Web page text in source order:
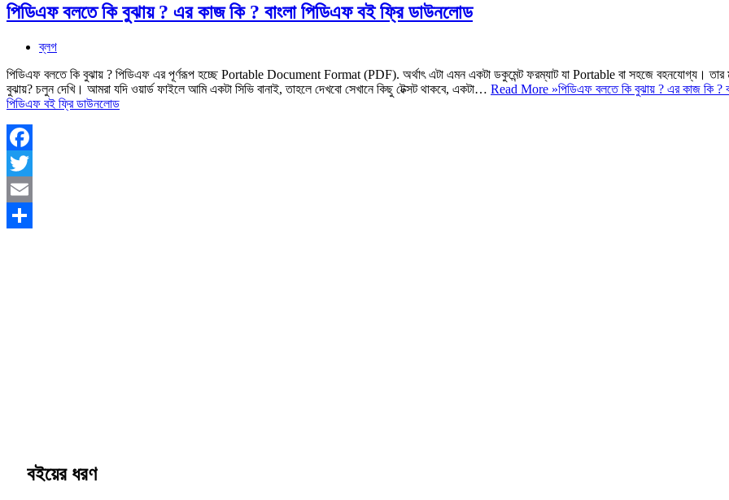
পিডিএফ বলতে কি বুঝায় ? এর কাজ কি ? বাংলা পিডিএফ বই ফ্রি ডাউনলোড
ব্লগ
পিডিএফ বলতে কি বুঝায় ? পিডিএফ এর পূর্ণরূপ হচ্ছে Portable Document Format (PDF). অর্থাৎ এটা এমন একটা ডকুমেন্ট ফরম্যাট যা Portable বা সহজে বহনযোগ্য। তার
বুঝায়? চলুন দেখি। আমরা যদি ওয়ার্ড ফাইলে আমি একটা সিভি বানাই, তাহলে দেখবো সেখানে কিছু টেক্সট থাকবে, একটা… Read More »পিডিএফ বলতে কি বুঝায় ? এর কাজ কি ?
পিডিএফ বই ফ্রি ডাউনলোড
Facebook
Twitter
Email
বইয়ের ধরণ